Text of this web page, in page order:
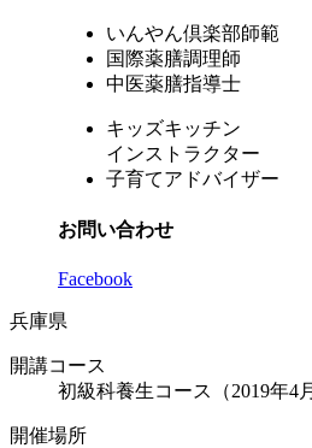
いんやん倶楽部師範
国際薬膳調理師
中医薬膳指導士
キッズキッチン
インストラクター
子育てアドバイザー
お問い合わせ
Facebook
兵庫県
開講コース
初級科養生コース（2019年4
開催場所